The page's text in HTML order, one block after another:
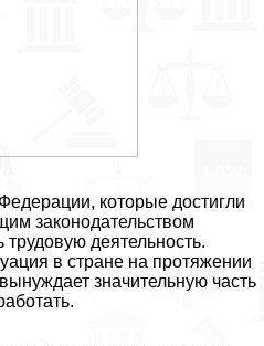
которые достигли
законодательством
трудовую деятельность.
в стране на протяжении
значительную часть